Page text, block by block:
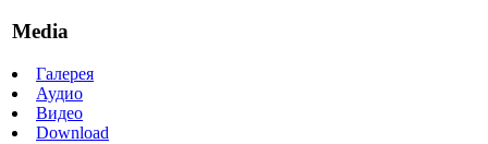
Media
Галерея
Аудио
Видео
Download